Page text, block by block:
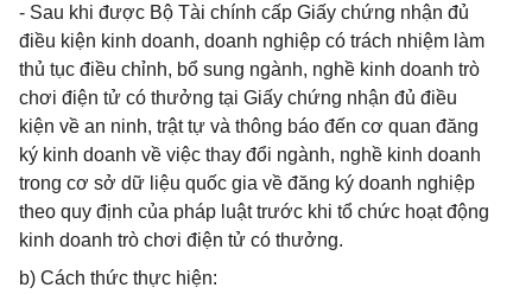
- Sau khi được Bộ Tài chính cấp Giấy chứng nhận đủ
điều kiện kinh doanh, doanh nghiệp có trách nhiệm làm
thủ tục điều chỉnh, bổ sung ngành, nghề kinh doanh trò
chơi điện tử có thưởng tại Giấy chứng nhận đủ điều
kiện về an ninh, trật tự và thông báo đến cơ quan đăng
ký kinh doanh về việc thay đổi ngành, nghề kinh doanh
trong cơ sở dữ liệu quốc gia về đăng ký doanh nghiệp
theo quy định của pháp luật trước khi tổ chức hoạt động
kinh doanh trò chơi điện tử có thưởng.
b) Cách thức thực hiện: